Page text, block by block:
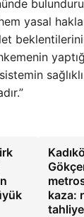
yasal
kaza: